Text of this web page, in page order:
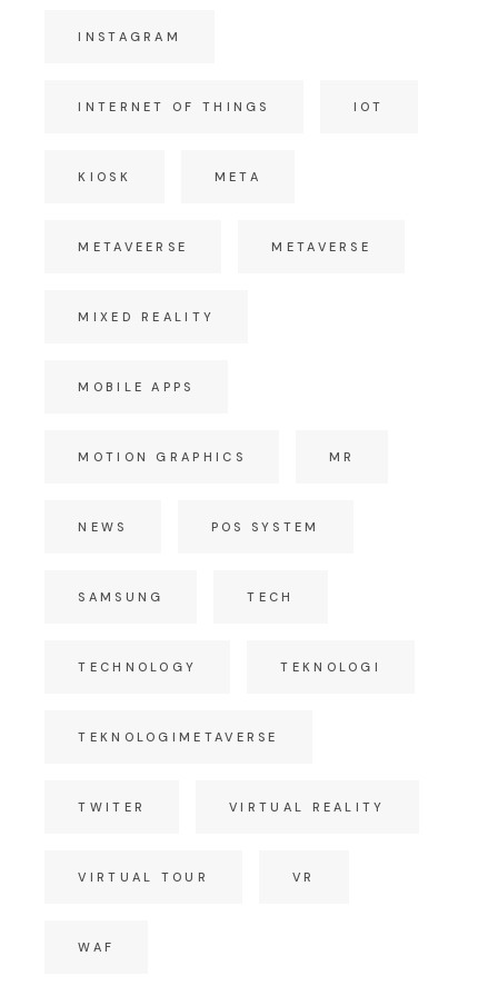
INSTAGRAM
INTERNET OF THINGS IOT
KIOSK META
METAVEERSE METAVERSE
MIXED REALITY
MOBILE APPS
MOTION GRAPHICS MR
NEWS POS SYSTEM
SAMSUNG TECH
TECHNOLOGY TEKNOLOGI
TEKNOLOGIMETAVERSE
TWITER VIRTUAL REALITY
VIRTUAL TOUR VR
WAF